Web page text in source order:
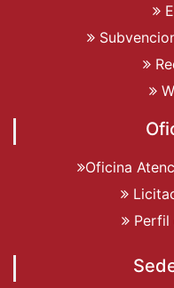
Oficina
Perfil